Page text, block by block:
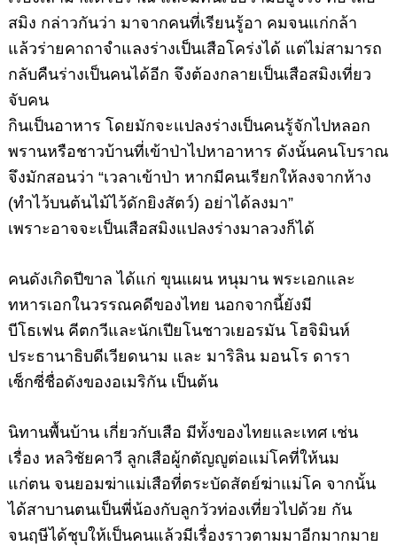
สมิง กล่าวกันว่า มาจากคนที่เรียนรู้อา คมจนแก่กล้า
แล้วร่ายคาถาจำแลงร่างเป็นเสือโคร่งได้ แต่ไม่สามารถ
กลับคืนร่างเป็นคนได้อีก จึงต้องกลายเป็นเสือสมิงเที่ยว
จับคน
กินเป็นอาหาร โดยมักจะแปลงร่างเป็นคนรู้จักไปหลอก
พรานหรือชาวบ้านที่เข้าป่าไปหาอาหาร ดังนั้นคนโบราณ
จึงมักสอนว่า “เวลาเข้าป่า หากมีคนเรียกให้ลงจากห้าง
(ทำไว้บนต้นไม้ไว้ดักยิงสัตว์) อย่าได้ลงมา”
เพราะอาจจะเป็นเสือสมิงแปลงร่างมาลวงก็ได้
คนดังเกิดปีขาล ได้แก่ ขุนแผน หนุมาน พระเอกและ
ทหารเอกในวรรณคดีของไทย นอกจากนี้ยังมี
บีโธเฟน คีตกวีและนักเปียโนชาวเยอรมัน โฮจิมินห์
ประธานาธิบดีเวียดนาม และ มาริลิน มอนโร ดารา
เซ็กซี่ชื่อดังของอเมริกัน เป็นต้น
นิทานพื้นบ้านเกี่ยวกับเสือ มีทั้งของไทยและเทศ เช่น
เรื่อง หลวิชัยคาวี ลูกเสือผู้กตัญญูต่อแม่โคที่ให้นม
แก่ตน จนยอมฆ่าแม่เสือที่ตระบัดสัตย์ฆ่าแม่โค จากนั้น
ได้สาบานตนเป็นพี่น้องกับลูกวัวท่องเที่ยวไปด้วย กัน
จนฤษีได้ชุบให้เป็นคนแล้วมีเรื่องราวตามมาอีกมากมาย